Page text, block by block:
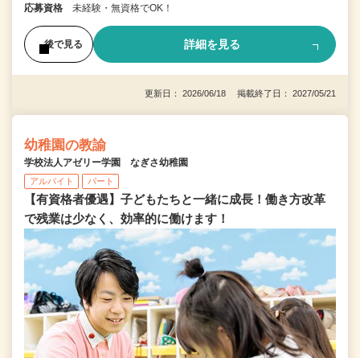
応募資格 未経験・無資格でOK！
後で見る 詳細を見る
更新日： 2026/06/18 掲載終了日： 2027/05/21
幼稚園の教諭
学校法人アゼリー学園 なぎさ幼稚園
アルバイト パート
【有資格者優遇】子どもたちと一緒に成長！働き方改革
で残業は少なく、効率的に働けます！